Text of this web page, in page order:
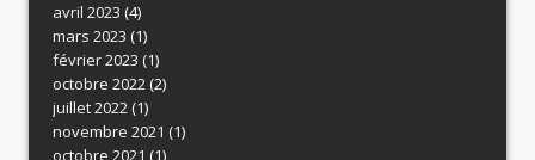
avril 2023 (4)
mars 2023 (1)
février 2023 (1)
octobre 2022(2)
juillet 2022(1)
novembre 2021 (1)
octobre 2021 (1)